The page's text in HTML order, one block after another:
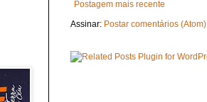
Postagem mais recente
Assinar: Postar comentários (Atom)